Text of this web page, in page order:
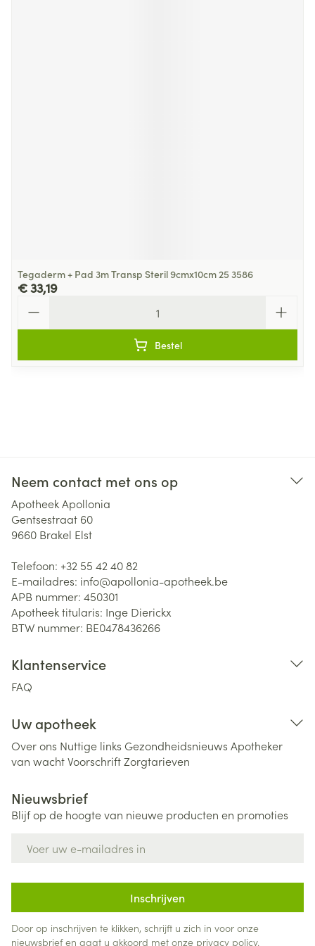
Tegaderm + Pad 3m Transp Steril 9cmx10cm 25 3586
€ 33,19
Bestel
Neem contact met ons op
Apotheek Apollonia
Gentsestraat 60
9660 Brakel Elst
Telefoon: +32 55 42 40 82
E-mailadres: info@apollonia-apotheek.be
APB nummer: 450301
Apotheek titularis: Inge Dierickx
BTW nummer: BE0478436266
Klantenservice
FAQ
Uw apotheek
Over ons Nuttige links Gezondheidsnieuws Apotheker
van wachtVoorschriftZorgtarieven
Nieuwsbrief
Blijf op de hoogte van nieuwe producten en promoties
Inschrijven
Door op inschrijven te klikken, schrijft u zich in voor onze
nieuwsbrief en gaat u akkoord met onze privacy policy.